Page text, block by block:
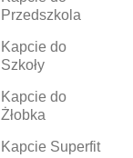
Przedszkola
Kapcie do
Szkoły
Kapcie do
Żłobka
Kapcie Superfit